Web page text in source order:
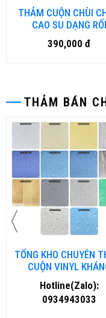
THẢM CUỘN CHÙI
CAO SU DẠNG RỐI
390,000 đ
THẢM BÁN
TỔNG KHO CHUYÊN
CUỘN VINYL
KHUẨN TẠI NHA
Hotline(Zalo):
0934943033